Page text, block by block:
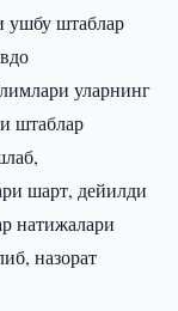
ушбу штаблар
уларнинг
штаблар
шарт, дейилди
натижалари
назорат